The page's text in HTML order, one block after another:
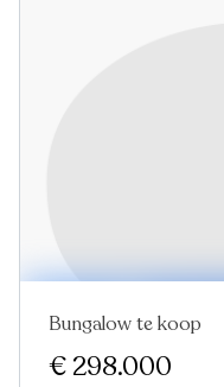
Bungalow te koop
€ 298.000